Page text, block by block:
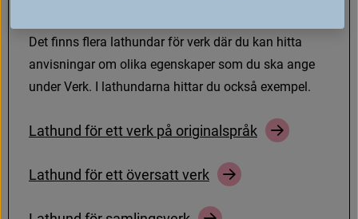
Det fnns fera lathundar för verk där du kan hitta
anvisningar om olika egenskaper som du ska ange
under Verk. I lathundarna hittar du också exempel.
Lathund för ettverk på originalspråk
Lathund för ett översattverk